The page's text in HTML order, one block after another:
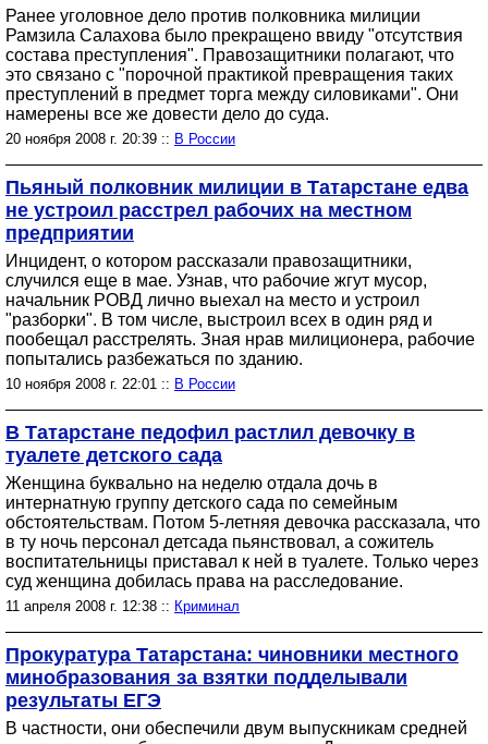
Ранее уголовное дело против полковника милиции
Рамзила Салахова было прекращено ввиду "отсутствия
состава преступления". Правозащитники полагают, что
это связано с "порочной практикой превращения таких
преступлений в предмет торга между силовиками". Они
намерены все же довести дело до суда.
20 ноября 2008 г. 20:39 :: В России
Пьяный полковник милиции в Татарстане едва
не устроил расстрел рабочих на местном
предприятии
Инцидент, о котором рассказали правозащитники,
случился еще в мае. Узнав, что рабочие жгут мусор,
начальник РОВД лично выехал на место и устроил
"разборки". В том числе, выстроил всех в один ряд и
пообещал расстрелять. Зная нрав милиционера, рабочие
попытались разбежаться по зданию.
10 ноября 2008 г. 22:01 :: В России
В Татарстане педофил растлил девочку в
туалете детского сада
Женщина буквально на неделю отдала дочь в
интернатную группу детского сада по семейным
обстоятельствам. Потом 5-летняя девочка рассказала, что
в ту ночь персонал детсада пьянствовал, а сожитель
воспитательницы приставал к ней в туалете. Только через
суд женщина добилась права на расследование.
11 апреля 2008 г. 12:38 :: Криминал
Прокуратура Татарстана: чиновники местного
минобразования за взятки подделывали
результаты ЕГЭ
В частности, они обеспечили двум выпускникам средней